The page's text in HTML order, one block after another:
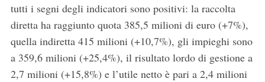
tutti i segni degli indicatori sono positivi: la raccolta
diretta ha raggiunto quota 385,5 milioni di euro (+7%),
quella indiretta 415 milioni (+10,7%), gli impieghi sono
a 359,6 milioni (+25,4%), il risultato lordo di gestione a
2,7 milioni (+15,8%) e l’utile netto è pari a 2,4 milioni